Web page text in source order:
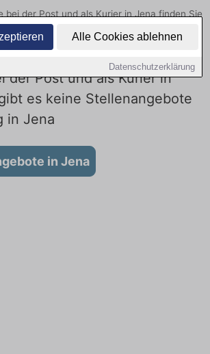
Alle Cookies ablehnen
Datenschutzerklärung
bei der Post und als Kurier in Jena finden Sie
Entdecken Sie freie Optionen von Top-
Sie sich noch heute.
der Post und als Kurier in
es keine Stellenangebote
in Jena
in Jena